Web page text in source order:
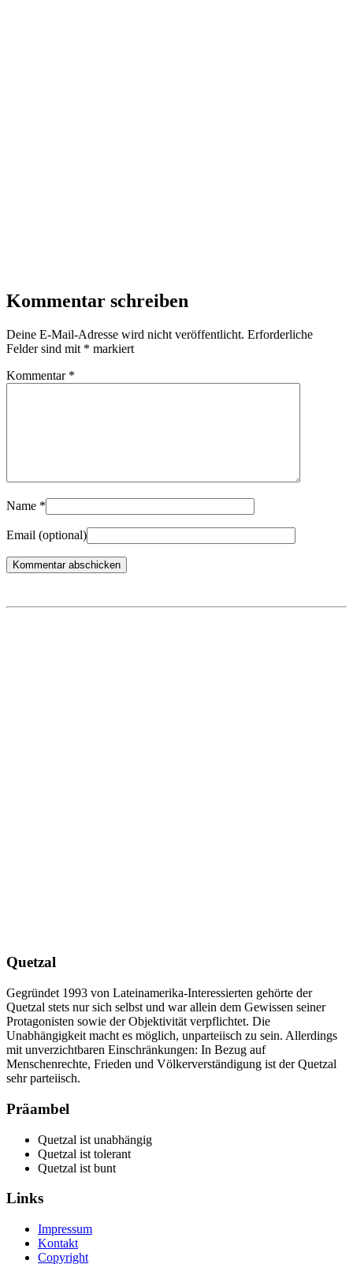
Kommentar schreiben
Deine E-Mail-Adresse wird nicht veröffentlicht. Erforderliche
Felder sind mit * markiert
Kommentar *
Name *
Email (optional)
Quetzal
Gegründet 1993 von Lateinamerika-Interessierten gehörte der
Quetzal stets nur sich selbst und war allein dem Gewissen seiner
Protagonisten sowie der Objektivität verpflichtet. Die
Unabhängigkeit macht es möglich, unparteiisch zu sein. Allerdings
mit unverzichtbaren Einschränkungen: In Bezug auf
Menschenrechte, Frieden und Völkerverständigung ist der Quetzal
sehr parteiisch.
Präambel
Quetzal ist unabhängig
Quetzal ist tolerant
Quetzal ist bunt
Links
Impressum
Kontakt
Copyright